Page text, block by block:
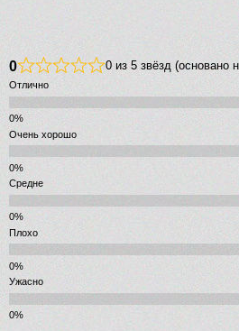
0 0 из 5 звёзд (основано
Отлично
Очень хорошо
Средне
Плохо
Ужасно